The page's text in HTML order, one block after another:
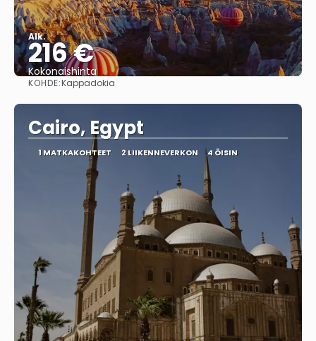
Alk.
216 €
Kokonaishinta
KOHDE:Kappadokia
Cairo, Egypt
1 MATKAKOHTEET 2 LIIKENNEVERKON 4 ÖISIN